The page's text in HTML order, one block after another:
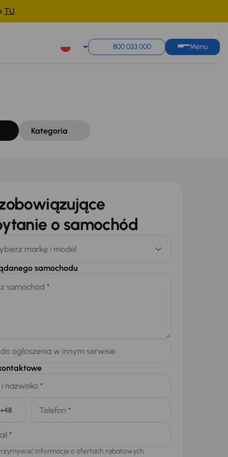
TU.
800 033 000 Menu
Kategoria
o samochód
markę i model
samochodu
samochód *
ogłoszenia w innym serwisie
nazwisko *
Telefon *
*
informacje o ofertach rabatowych